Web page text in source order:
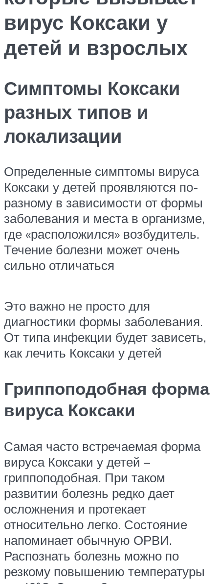
вирус Коксаки у
детей и взрослых
Симптомы Коксаки
разных типов и
локализации
Определенные симптомы вируса
Коксаки у детей проявляются по-
разному в зависимости от формы
заболевания и места в организме,
где «расположился» возбудитель.
Течение болезни может очень
сильно отличаться
Это важно не просто для
диагностики формы заболевания.
От типа инфекции будет зависеть,
как лечить Коксаки у детей
Гриппоподобная форма
вируса Коксаки
Самая часто встречаемая форма
вируса Коксаки у детей –
гриппоподобная. При таком
развитии болезнь редко дает
осложнения и протекает
относительно легко. Состояние
напоминает обычную ОРВИ.
Распознать болезнь можно по
резкому повышению температуры